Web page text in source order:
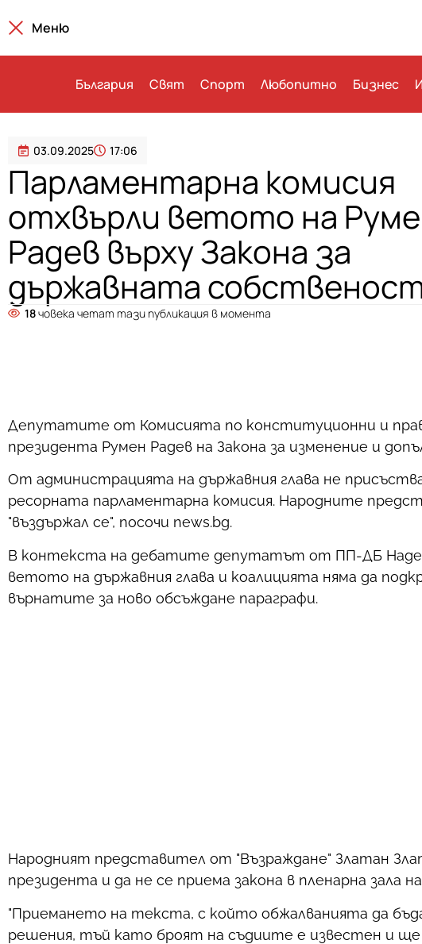
Меню
България Свят Спорт Любопитно Бизнес
03.09.2025 17:06
Парламентарна комисия
отхвърли ветото на
Радев върху Закона за
държавната
18човека четат тази публикация в момента
Депутатите от Комисията по конституционни и
президента Румен Радев на Закона за изменение и
От администрацията на държавния глава не
ресорната парламентарна комисия. Народните
"въздържал се", посочи news.bg.
В контекста на дебатите депутатът от ПП-ДБ
ветото на държавния глава и коалицията няма да
върнатите за ново обсъждане параграфи.
Народният представител от "Възраждане" Златан
президента и да не се приема закона в пленарна зала
"Приемането на текста, с който обжалванията да
решения, тъй като броят на съдиите е известен и